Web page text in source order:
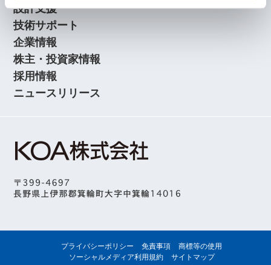
設計支援
技術サポート
企業情報
株主・投資家情報
採用情報
ニュースリリース
プライバシーポリシー 免責事項
商標等の使用
ソーシャルメディア利用規約
サイトマップ